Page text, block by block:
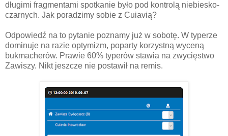
długimi fragmentami spotkanie było pod kontrolą niebiesko-
czarnych. Jak poradzimy sobie z Cuiavią?
Odpowiedź na to pytanie poznamy już w sobotę. W typerze
dominuje na razie optymizm, poparty korzystną wyceną
bukmacherów. Prawie 60% typerów stawia na zwycięstwo
Zawiszy. Nikt jeszcze nie postawił na remis.